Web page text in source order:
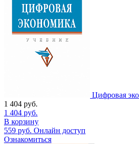
Цифровая
1 404 руб.
1 404 руб.
В корзину
559 руб. Онлайн доступ
Ознакомиться